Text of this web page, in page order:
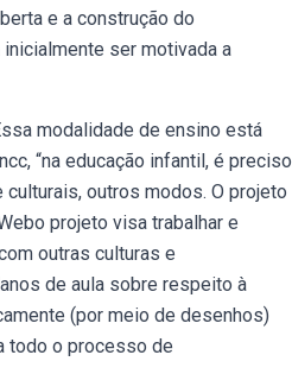
e a construção do
ser motivada a
modalidade de ensino está
“na educação infantil, é preciso
outros modos. O projeto
projeto visa trabalhar e
outras culturas e
de aula sobre respeito à
(por meio de desenhos)
todo o processo de